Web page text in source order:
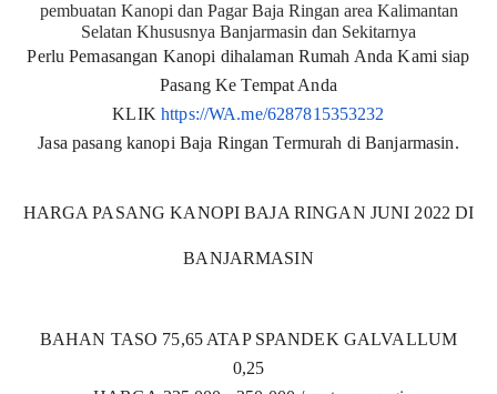
pembuatan Kanopi dan Pagar Baja Ringan area Kalimantan
Selatan Khususnya Banjarmasin dan Sekitarnya
Perlu Pemasangan Kanopi dihalaman Rumah Anda Kami siap
Pasang Ke Tempat Anda
KLIKhttps://WA.me/6287815353232
Jasa pasang kanopi Baja Ringan Termurah di Banjarmasin.
HARGA PASANG KANOPI BAJA RINGAN JUNI 2022 DI
BANJARMASIN
BAHAN TASO 75,65 ATAP SPANDEK GALVALLUM
0,25